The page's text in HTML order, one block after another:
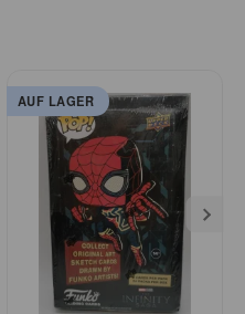
AUF LAGER